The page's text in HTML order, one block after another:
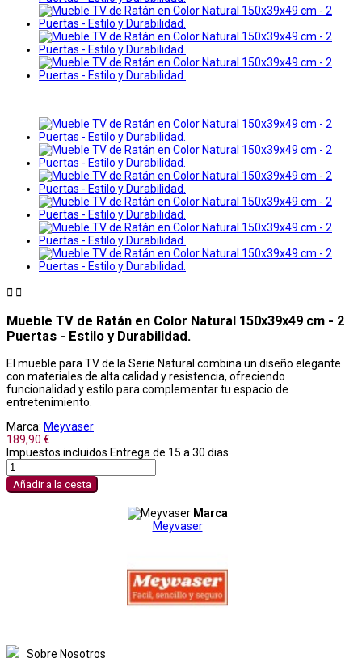
 
Mueble TV de Ratán en Color Natural 150x39x49 cm - 2
Puertas - Estilo y Durabilidad.
El mueble para TV de la Serie Natural combina un diseño elegante
con materiales de alta calidad y resistencia, ofreciendo
funcionalidad y estilo para complementar tu espacio de
entretenimiento.
Marca: Meyvaser
189,90 €
Impuestos incluidos Entrega de 15 a 30 dias
Añadir a la cesta
Marca
Meyvaser
Sobre Nosotros